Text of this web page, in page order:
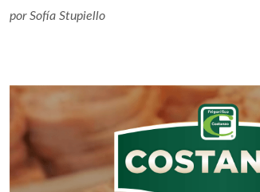
porSofía Stupiello